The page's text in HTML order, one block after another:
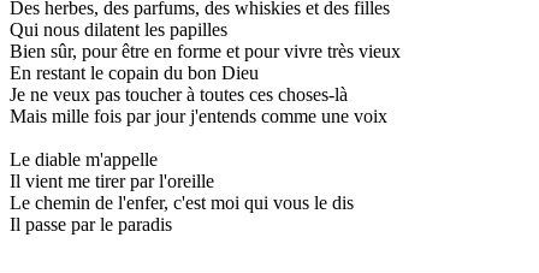
Des herbes, des parfums, des whiskies et des filles
Qui nous dilatent les papilles
Bien sûr, pour être en forme et pour vivre très vieux
En restant le copain du bon Dieu
Je ne veux pas toucher à toutes ces choses-là
Mais mille fois par jour j'entends comme une voix
Le diable m'appelle
Il vient me tirer par l'oreille
Le chemin de l'enfer, c'est moi qui vous le dis
Il passe par le paradis